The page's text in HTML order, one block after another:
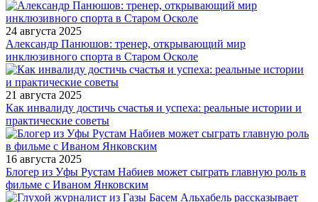
24 августа 2025
Александр Панюшов: тренер, открывающий мир
инклюзивного спорта в Старом Осколе
21 августа 2025
Как инвалиду достичь счастья и успеха: реальные истории и
практические советы
16 августа 2025
Блогер из Уфы Рустам Набиев может сыграть главную роль в
фильме с Иваном Янковским